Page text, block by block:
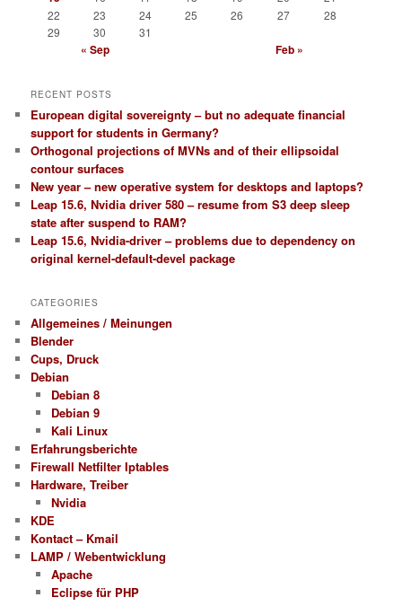
22
23 24 25 26 27
28
29
30 31
« Sep Feb »
RECENT POSTS
European digital sovereignty – but no adequate financial
support for students in Germany?
Orthogonal projections of MVNs and of their ellipsoidal
contour surfaces
New year – new operative system for desktops and laptops?
Leap 15.6, Nvidia driver 580 – resume from S3 deep sleep
state after suspend to RAM?
Leap 15.6, Nvidia-driver – problems due to dependency on
original kernel-default-devel package
CATEGORIES
Allgemeines / Meinungen
Blender
Cups, Druck
Debian
Debian 8
Debian 9
Kali Linux
Erfahrungsberichte
Firewall Netfilter Iptables
Hardware, Treiber
Nvidia
KDE
Kontact – Kmail
LAMP / Webentwicklung
Apache
Eclipse für PHP